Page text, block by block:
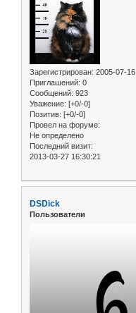
Зарегистрирован: 2005-07-16
Приглашений: 0
Сообщений: 923
Уважение: [+0/-0]
Позитив: [+0/-0]
Провел на форуме:
Не определено
Последний визит:
2013-03-27 16:30:21
DSDick
Пользователи